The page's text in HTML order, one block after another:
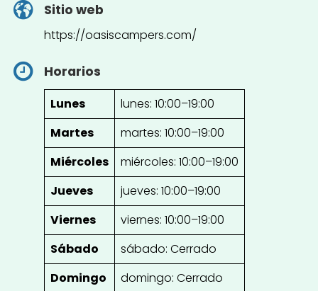
Sitio web
https://oasiscampers.com/
Horarios
Lunes
lunes: 10:00–19:00
Martes
martes: 10:00–19:00
Miércoles
miércoles: 10:00–19:00
Jueves
jueves: 10:00–19:00
Viernes
viernes: 10:00–19:00
Sábado
sábado: Cerrado
Domingo
domingo: Cerrado